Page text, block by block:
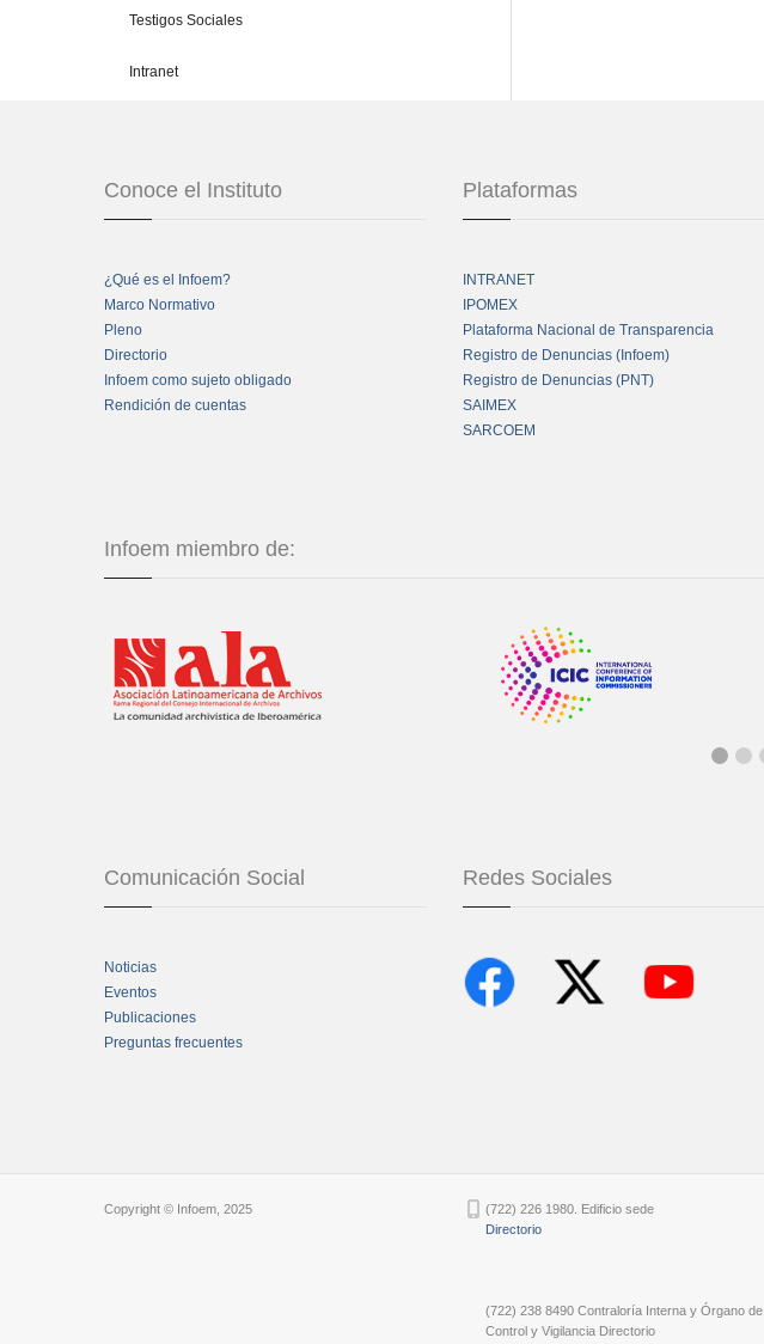
Testigos Sociales
Intranet
Conoce el Instituto
¿Qué es el Infoem?
Marco Normativo
Pleno
Directorio
Infoem como sujeto obligado
Rendición de cuentas
Plataformas
INTRANET
IPOMEX
Plataforma Nacional de Transparencia
Registro de Denuncias (Infoem)
Registro de Denuncias (PNT)
SAIMEX
SARCOEM
Infoem miembro de:
Comunicación Social
Noticias
Eventos
Publicaciones
Preguntas frecuentes
Redes Sociales
Copyright © Infoem, 2025
(722) 226 1980. Edificio sede
Directorio
(722) 238 8490 Contraloría Interna y Órgano de
Control y Vigilancia Directorio